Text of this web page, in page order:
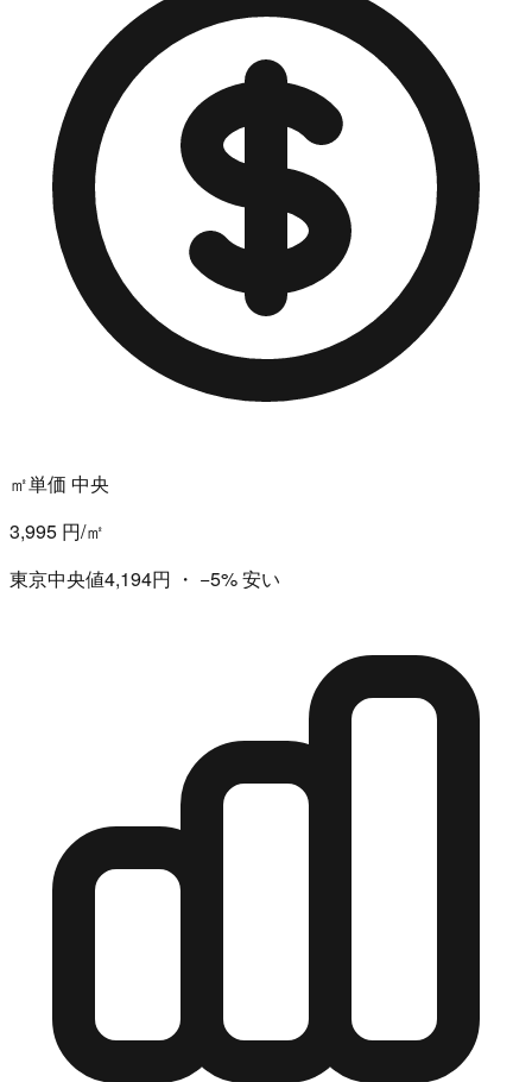
㎡単価 中央
3,995 円/㎡
東京中央値4,194円 ・ −5%安い